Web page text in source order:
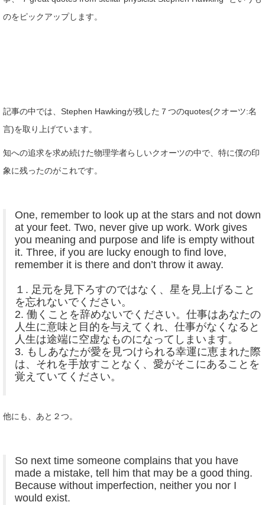
のをピックアップします。
記事の中では、Stephen Hawkingが残した７つのquotes(クオーツ:名
言)を取り上げています。
知への追求を求め続けた物理学者らしいクオーツの中で、特に僕の印
象に残ったのがこれです。
One, remember to look up at the stars and not down
at your feet. Two, never give up work. Work gives
you meaning and purpose and life is empty without
it. Three, if you are lucky enough to find love,
remember it is there and don’t throw it away.
１. 足元を見下ろすのではなく、星を見上げること
を忘れないでください。
2. 働くことを辞めないでください。仕事はあなたの
人生に意味と目的を与えてくれ、仕事がなくなると
人生は途端に空虚なものになってしまいます。
3. もしあなたが愛を見つけられる幸運に恵まれた際
は、それを手放すことなく、愛がそこにあることを
覚えていてください。
他にも、あと２つ。
So next time someone complains that you have
made a mistake, tell him that may be a good thing.
Because without imperfection, neither you nor I
would exist.